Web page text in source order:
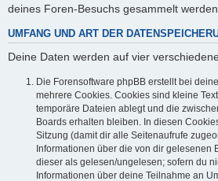
deines Foren-Besuchs gesammelt werden.
UMFANG UND ART DER
Deine Daten werden auf vier
Die Forensoftware phpBB erstellt bei
mehrere Cookies. Cookies sind kleine
temporäre Dateien ablegt und die
Boards erhalten bleiben. In diesen
Sitzung (damit dir alle Seitenaufrufe
Informationen über die von dir gelesenen
dieser als gelesen/ungelesen; sofern du
Informationen über deine Teilnahme an